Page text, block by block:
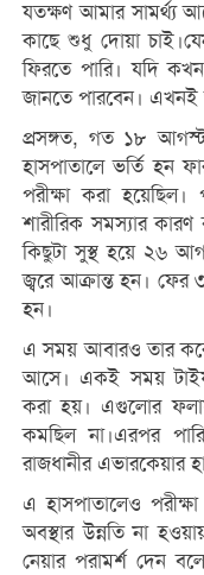
যতক্ষণ আমার সামর্থ্য
কাছে শুধু দোয়া
ফিরতে পারি। য‌দি
জান‌তে পার‌বেন। এখনই
প্রসঙ্গত, গত ১৮ আগস্ট
হাসপাতালে ভর্তি হন
পরীক্ষা করা হ‌য়ে‌ছিল।
শা‌রীরিক সমস্যার কারণ
কিছুটা সুস্থ হ‌য়ে ২৬
জ্বরে আক্রান্ত হন।
হন।
এ সময় আবারও তার
আসে। একই সময়
করা হয়। এগু‌লোর
কম‌ছিল না।এরপর
রাজধানীর এভারকেয়ার
এ হাসপাতা‌লেও
অবস্থার উন্ন‌তি না
নেয়ার পরামর্শ দেন